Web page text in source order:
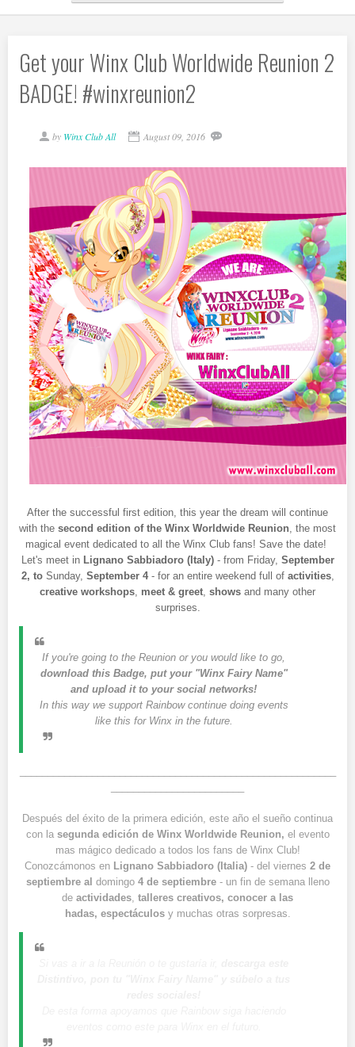
Get your Winx Club Worldwide Reunion 2
BADGE! #winxreunion2
by Winx Club All August 09, 2016
After the successful first edition, this year the dream will continue
with the second edition of the Winx Worldwide Reunion, the most
magical event dedicated to all the Winx Club fans! Save the date!
Let's meet in Lignano Sabbiadoro (Italy)- from Friday, September
2, toSunday, September 4- for an entire weekend full of activities,
creative workshops, meet & greet, shows and many other
surprises.
If you're going to the Reunion or you would like to go,
download this Badge, put your "Winx Fairy Name"
and upload it to your social networks!
In this way we support Rainbow continue doing events
like this for Winx in the future.
Después del éxito de la primera edición, este año el sueño continua
con la segunda edición de Winx Worldwide Reunion, el evento
mas mágico dedicado a todos los fans de Winx Club!
Conozcámonos en Lignano Sabbiadoro (Italia) - del viernes 2 de
septiembre al domingo 4 de septiembre- un fin de semana lleno
de actividades, talleres creativos, conocer a las
hadas, espectáculos y muchas otras sorpresas.